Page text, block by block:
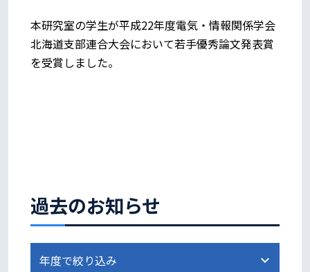
過去のお知らせ
本研究室の学生が平成22年度電気・情報関係学会
北海道支部連合大会において若手優秀論文発表賞
を受賞しました。